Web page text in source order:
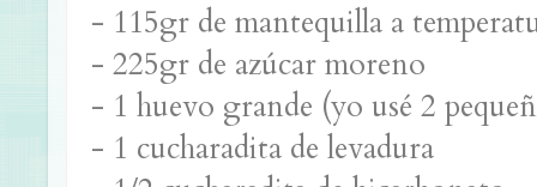
- 115gr de mantequilla a
- 225gr de azúcar moreno
- 1 huevo grande (yo usé 2
- 1 cucharadita de levadura